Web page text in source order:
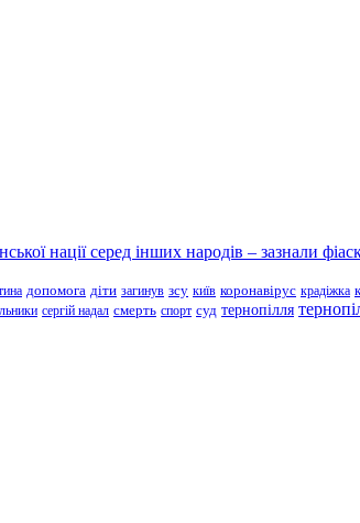
нації серед інших народів – зазнали
допомога діти загинув зсу київ коронавірус крадіжка
сергій надал смерть спорт суд тернопілля